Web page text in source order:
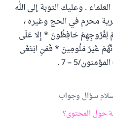
. وعليك التوبة إلى الله
محرم في الحج وغيره ،
لِفُرُوجِهِمْ حَافِظُونَ * إِلا عَلَى
غَيْرُ مَلُومِينَ * فَمَنِ ابْتَغَى
5 – 7 .
سؤال وجواب
حول المحتوى؟